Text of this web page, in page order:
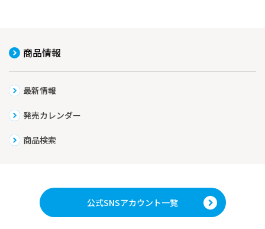
商品情報
最新情報
発売カレンダー
商品検索
公式SNSアカウント一覧